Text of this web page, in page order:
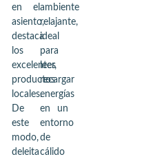
en el
asiento,
destaca
los
excelentes
productos
locales.
De
este
modo,
deleita
ambiente
relajante,
ideal
para
leer,
recargar
energías
en un
entorno
de
cálido